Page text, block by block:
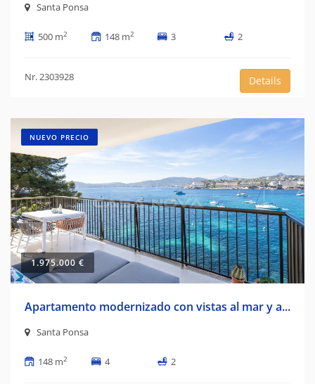
Santa Ponsa
500 m2 148 m2 3 2
Nr. 2303928 Details
NUEVO PRECIO
1.975.000 €
Apartamento modernizado con vistas al mar y a...
Santa Ponsa
148 m2 4 2